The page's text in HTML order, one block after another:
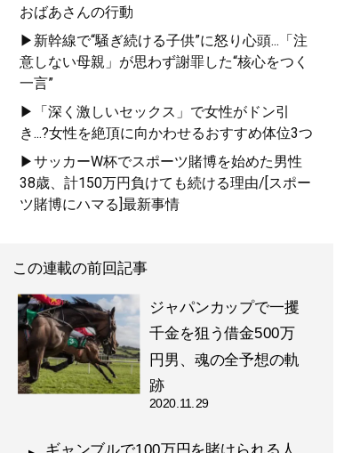
おばあさんの行動
▶新幹線で“騒ぎ続ける子供”に怒り心頭...「注
意しない母親」が思わず謝罪した“核心をつく
一言”
▶「深く激しいセックス」で女性がドン引
き...?女性を絶頂に向かわせるおすすめ体位3つ
▶サッカーW杯でスポーツ賭博を始めた男性
38歳、計150万円負けても続ける理由/[スポー
ツ賭博にハマる]最新事情
この連載の前回記事
ジャパンカップで一攫
千金を狙う借金500万
円男、魂の全予想の軌
跡
2020.11.29
ギャンブルで100万円を賭けられる人